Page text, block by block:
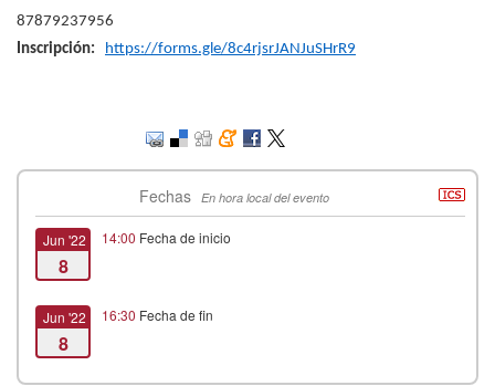
87879237956
Inscripción:
https://forms.gle/8c4rjsrJANJuSHrR9
Fechas En hora local del evento
Jun '22
8
14:00 Fecha de inicio
Jun '22
8
16:30 Fecha de fin